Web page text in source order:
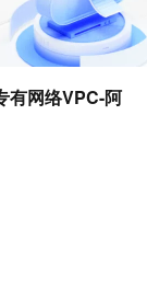
有网络VPC-阿